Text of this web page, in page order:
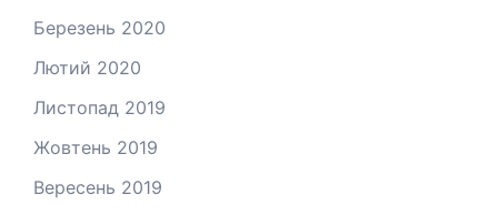
Березень 2020
Лютий 2020
Листопад 2019
Жовтень 2019
Вересень 2019